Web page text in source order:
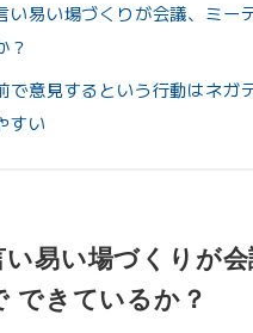
い易い場づくりが会議、ミー
？
で意見するという行動はネガ
すい
い易い場づくりが
できているか？